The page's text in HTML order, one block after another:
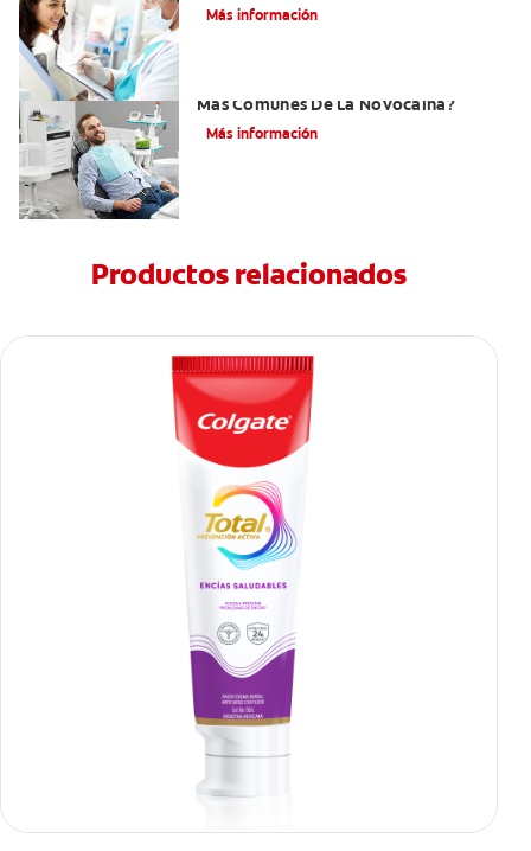
Más información
Más Comunes De La Novocaína?
Más información
Productos relacionados